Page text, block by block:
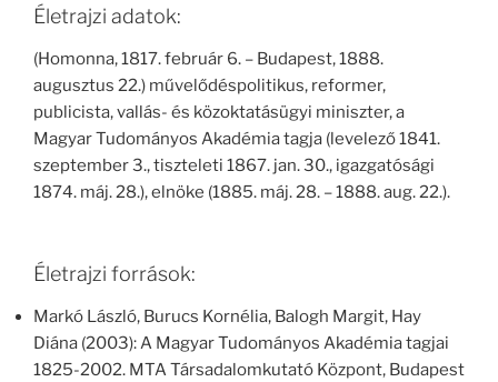
Életrajzi adatok:
(Homonna, 1817. február 6. – Budapest, 1888.
augusztus 22.) művelődéspolitikus, reformer,
publicista, vallás- és közoktatásügyi miniszter, a
Magyar Tudományos Akadémia tagja (levelező 1841.
szeptember 3., tiszteleti 1867. jan. 30., igazgatósági
1874. máj. 28.), elnöke (1885. máj. 28. – 1888. aug. 22.).
Életrajzi források:
Markó László, Burucs Kornélia, Balogh Margit, Hay
Diána (2003): A Magyar Tudományos Akadémia tagjai
1825-2002. MTA Társadalomkutató Központ, Budapest